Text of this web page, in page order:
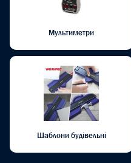
Мультиметри
Шаблони будівельні